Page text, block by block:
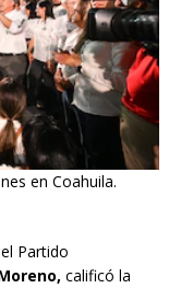
en Coahuila.
Partido
calificó la